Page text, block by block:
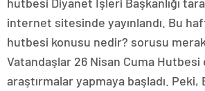
internet sitesinde yayınlandı. Bu
hutbesi konusu nedir? sorusu
Vatandaşlar 26 Nisan Cuma
araştırmalar yapmaya başladı. Peki,